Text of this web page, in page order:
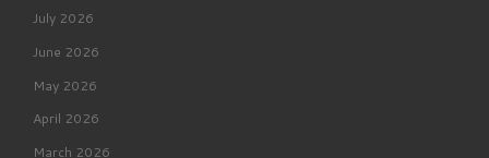
July 2026
June 2026
May 2026
April 2026
March 2026